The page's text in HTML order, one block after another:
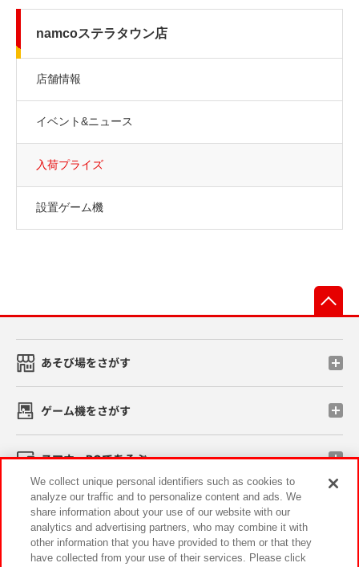
namcoステラタウン店
店舗情報
イベント&ニュース
入荷プライズ
設置ゲーム機
あそび場をさがす
ゲーム機をさがす
スマホ・PCであそぶ
イベント・キャンペーン
We collect unique personal identifiers such as cookies to
analyze our traffic and to personalize content and ads. We
share information about your use of our website with our
analytics and advertising partners, who may combine it with
other information that you have provided to them or that they
have collected from your use of their services. Please click